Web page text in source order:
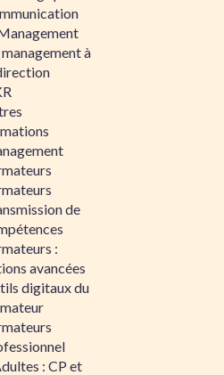
à
de
:
avancées
digitaux du
: CP et